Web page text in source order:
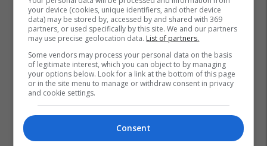
your device (cookies, unique identifiers, and other device
data) may be stored by, accessed by and shared with 369
partners, or used specifically by this site. We and our partners
may use precise geolocation data. List of partners.
Some vendors may process your personal data on the basis
of legitimate interest, which you can object to by managing
your options below. Look for a link at the bottom of this page
or in the site menu to manage or withdraw consent in privacy
and cookie settings.
Consent